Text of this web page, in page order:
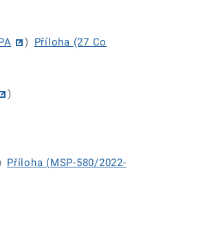
) Příloha (27 Co
)
Příloha (MSP-580/2022-